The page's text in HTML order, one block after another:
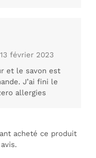
13 février 2023
et le savon est
J’ai fini le
allergies
acheté ce produit